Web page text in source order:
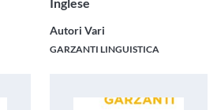
Autori Vari
GARZANTI LINGUISTICA